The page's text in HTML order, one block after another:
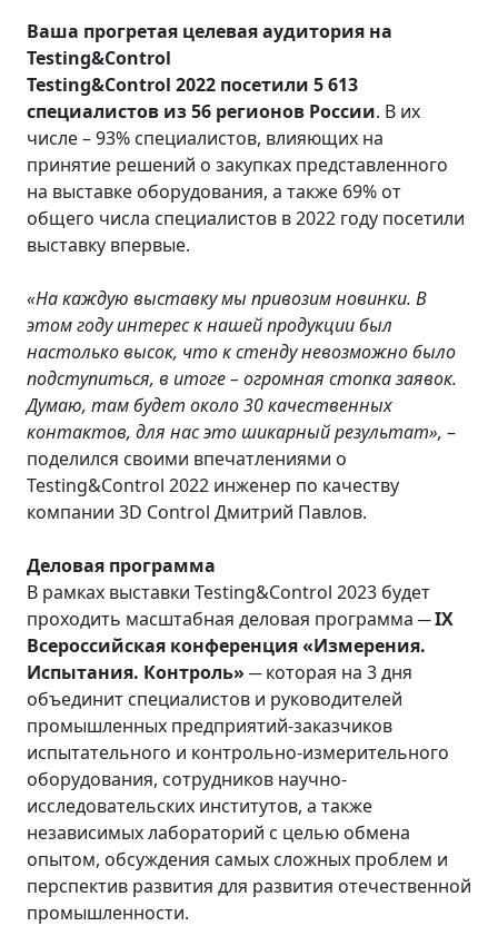
Ваша прогретая целевая аудитория на
Testing&Control
Testing&Control 2022 посетили 5 613
специалистов из 56 регионов России. В их
числе – 93% специалистов, влияющих на
принятие решений о закупках представленного
на выставке оборудования, а также 69% от
общего числа специалистов в 2022 году посетили
выставку впервые.
«На каждую выставку мы привозим новинки. В
этом году интерес к нашей продукции был
настолько высок, что к стенду невозможно было
подступиться, в итоге – огромная стопка заявок.
Думаю, там будет около 30 качественных
контактов, для нас это шикарный результат», –
поделился своими впечатлениями о
Testing&Control 2022 инженер по качеству
компании 3D Control Дмитрий Павлов.
Деловая программа
В рамках выставки Testing&Control 2023 будет
проходить масштабная деловая программа ─IX
Всероссийская конференция «Измерения.
Испытания. Контроль» ─ которая на 3 дня
объединит специалистов и руководителей
промышленных предприятий-заказчиков
испытательного и контрольно-измерительного
оборудования, сотрудников научно-
исследовательских институтов, а также
независимых лабораторий с целью обмена
опытом, обсуждения самых сложных проблем и
перспектив развития для развития отечественной
промышленности.